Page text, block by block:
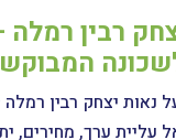
רבין רמלה
נאות יצחק רבין
עליית ערך, מחירים,